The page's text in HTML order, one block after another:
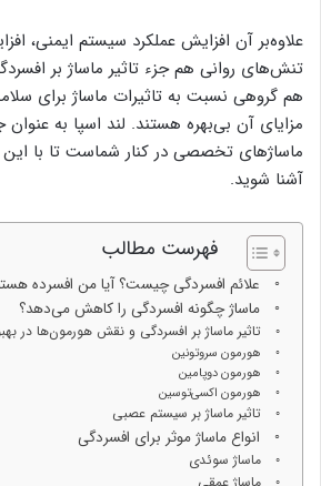
علاوه‌بر آن افزایش عملکرد سیستم ایمنی،
تنش‌های روانی هم جزء تاثیر ماساژ بر
هم گروهی نسبت به تاثیرات ماساژ برای
مزایای آن بی‌بهره هستند. لند اسپا به
ماساژهای تخصصی در کنار شماست تا با این
آشنا شوید.
فهرست مطالب
علائم افسردگی چیست؟ آیا من افسرده
ماساژ چگونه افسردگی را کاهش می‌دهد؟
تاثیر ماساژ بر افسردگی و نقش هورمون‌ها در
هورمون سروتونین
هورمون دوپامین
هورمون اکسی‌توسین
تاثیر ماساژ بر سیستم عصبی
انواع ماساژ موثر برای افسردگی
ماساژ سوئدی